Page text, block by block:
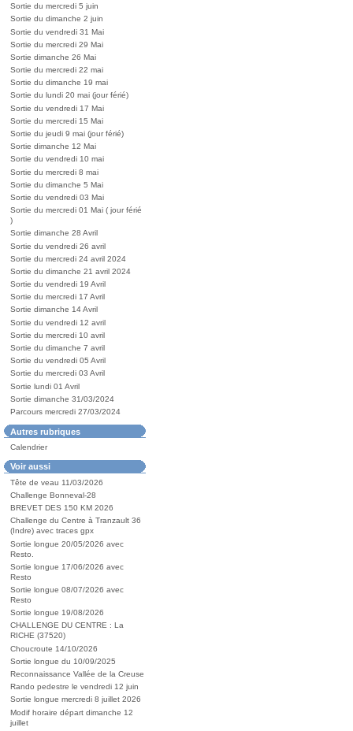
Sortie du mercredi 5 juin
Sortie du dimanche 2 juin
Sortie du vendredi 31 Mai
Sortie du mercredi 29 Mai
Sortie dimanche 26 Mai
Sortie du mercredi 22 mai
Sortie du dimanche 19 mai
Sortie du lundi 20 mai (jour férié)
Sortie du vendredi 17 Mai
Sortie du mercredi 15 Mai
Sortie du jeudi 9 mai (jour férié)
Sortie dimanche 12 Mai
Sortie du vendredi 10 mai
Sortie du mercredi 8 mai
Sortie du dimanche 5 Mai
Sortie du vendredi 03 Mai
Sortie du mercredi 01 Mai ( jour férié
)
Sortie dimanche 28 Avril
Sortie du vendredi 26 avril
Sortie du mercredi 24 avril 2024
Sortie du dimanche 21 avril 2024
Sortie du vendredi 19 Avril
Sortie du mercredi 17 Avril
Sortie dimanche 14 Avril
Sortie du vendredi 12 avril
Sortie du mercredi 10 avril
Sortie du dimanche 7 avril
Sortie du vendredi 05 Avril
Sortie du mercredi 03 Avril
Sortie lundi 01 Avril
Sortie dimanche 31/03/2024
Parcours mercredi 27/03/2024
Autres rubriques
Calendrier
Voir aussi
Tête de veau 11/03/2026
Challenge Bonneval-28
BREVET DES 150 KM 2026
Challenge du Centre à Tranzault 36
(Indre) avec traces gpx
Sortie longue 20/05/2026 avec
Resto.
Sortie longue 17/06/2026 avec
Resto
Sortie longue 08/07/2026 avec
Resto
Sortie longue 19/08/2026
CHALLENGE DU CENTRE : La
RICHE (37520)
Choucroute 14/10/2026
Sortie longue du 10/09/2025
Reconnaissance Vallée de la Creuse
Rando pedestre le vendredi 12 juin
Sortie longue mercredi 8 juillet 2026
Modif horaire départ dimanche 12
juillet